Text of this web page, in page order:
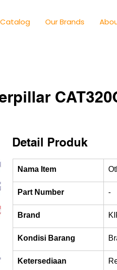
Catalog Our Brands
Detail Produk
Nama Item
Part Number -
Brand
Kondisi Barang
Ketersediaan